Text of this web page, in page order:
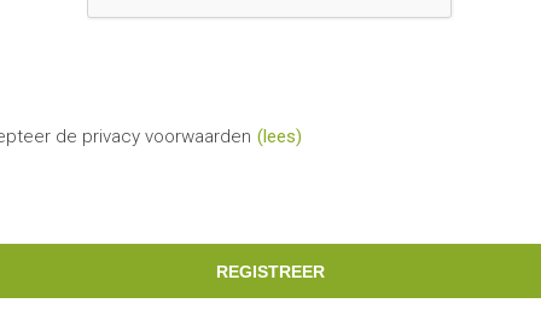
de privacy voorwaarden (lees)
REGISTREER